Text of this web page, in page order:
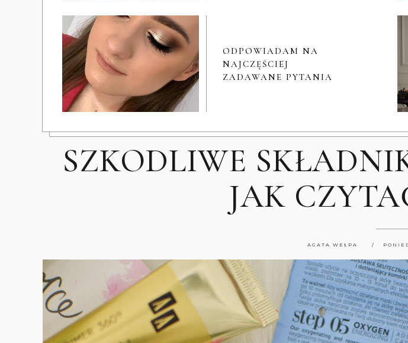
ODPOWIADAM NA
NAJCZĘŚCIEJ
ZADAWANE PYTANIA
SZKODLIWE
JAK
AGATA WEŁPA